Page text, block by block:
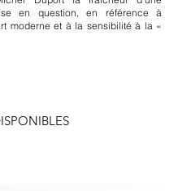
en question, en référence à
moderne et à la sensibilité à la «